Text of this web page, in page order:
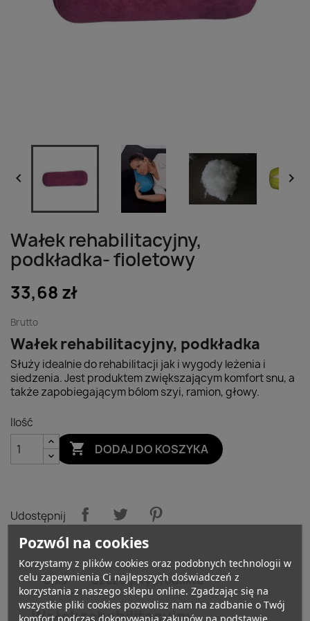
 
Wałek rehabilitacyjny,
podkładka- fioletowy
33,68 zł
Brutto
Wałek rehabilitacyjny, podkładka
Służy idealnie do rehabilitacji jak i wygody leżenia i
siedzenia. Jest produktem zwiększającym komfort snu, a
także zapobiegającym bólom szyi, ramion, głowy.
Ilość
 DODAJ DO KOSZYKA
Udostępnij
Opis Szczegóły produktu
Wałek rehabilitacyjny,
Pozwól na cookies
Korzystamy z plików cookies oraz podobnych technologii w
celu zapewnienia Ci najlepszych doświadczeń z
korzystania z naszego sklepu online. Zgadzając się na
wszystkie pliki cookies pozwolisz nam na zadbanie o Twój
komfort podczas dokonywania zakupów na podstawie